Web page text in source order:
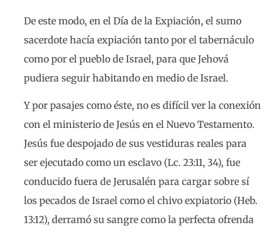
De este modo, en el Día de la Expiación, el sumo
sacerdote hacía expiación tanto por el tabernáculo
como por el pueblo de Israel, para que Jehová
pudiera seguir habitando en medio de Israel.
Y por pasajes como éste, no es difícil ver la conexión
con el ministerio de Jesús en el Nuevo Testamento.
Jesús fue despojado de sus vestiduras reales para
ser ejecutado como un esclavo (Lc. 23:11, 34), fue
conducido fuera de Jerusalén para cargar sobre sí
los pecados de Israel como el chivo expiatorio (Heb.
13:12), derramó su sangre como la perfecta ofrenda